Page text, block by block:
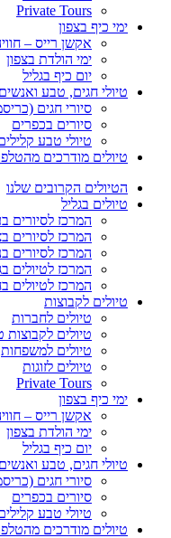
Private Tours
ימי כיף בצפון
אקשן רייס –
ימי הולדת בצפון
יום כיף בגליל
טיולי חגים, טבע ואנשים
סיורי חגים
סיורים בכפרים
טיולי טבע קלילים
טיולים מודרכים
הטיולים הקרובים שלנו
טיולים בגליל
המרכז לסיורים
המרכז לסיורים
המרכז לסיורים
המרכז לטיולים
המרכז לטיולים
טיולים לקבוצות
טיולים לחברות
טיולים לקבוצות
טיולים למשפחות
טיולים לזוגות
Private Tours
ימי כיף בצפון
אקשן רייס –
ימי הולדת בצפון
יום כיף בגליל
טיולי חגים, טבע ואנשים
סיורי חגים
סיורים בכפרים
טיולי טבע קלילים
טיולים מודרכים